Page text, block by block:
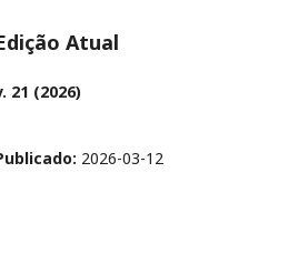
Atual
21 (2026)
2026-03-12